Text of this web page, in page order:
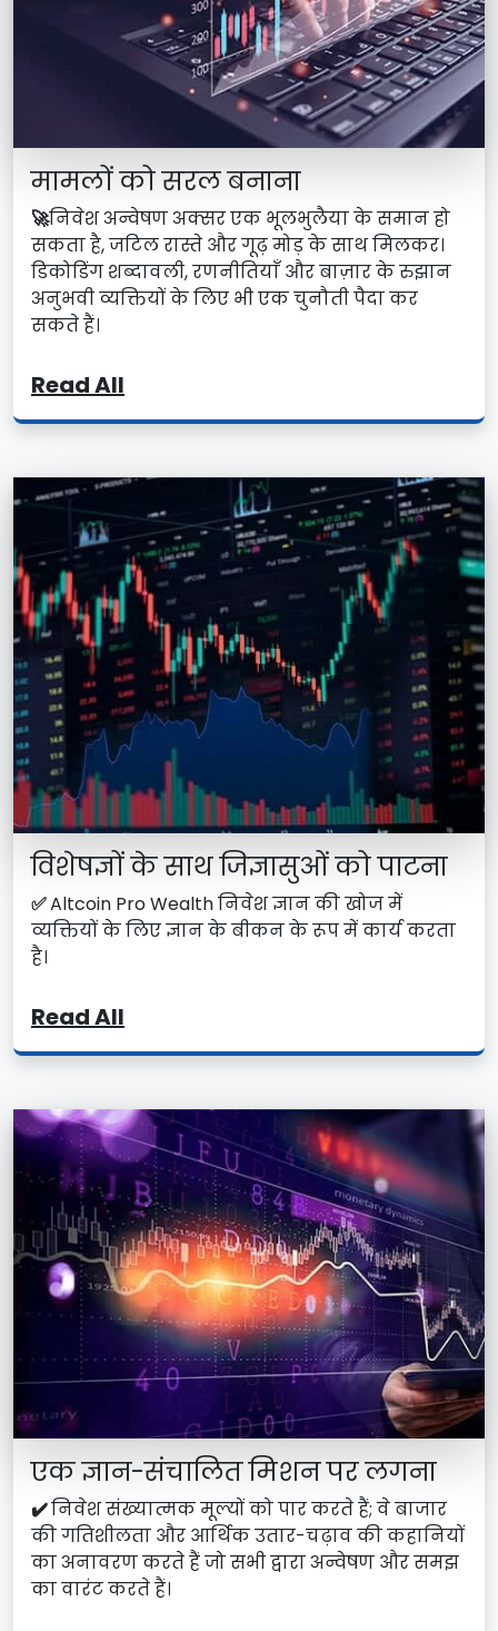
मामलों को सरल बनाना
🚀निवेश अन्वेषण अक्सर एक भूलभुलैया के समान हो
सकता है, जटिल रास्ते और गूढ़ मोड़ के साथ मिलकर।
डिकोडिंग शब्दावली, रणनीतियाँ और बाज़ार के रुझान
अनुभवी व्यक्तियों के लिए भी एक चुनौती पैदा कर
सकते हैं।
Read All
विशेषज्ञों के साथ जिज्ञासुओं को पाटना
✅Altcoin Pro Wealth निवेश ज्ञान की खोज में
व्यक्तियों के लिए ज्ञान के बीकन के रूप में कार्य करता
है।
Read All
एक ज्ञान-संचालित मिशन पर लगना
✔️निवेश संख्यात्मक मूल्यों को पार करते हैं; वे बाजार
की गतिशीलता और आर्थिक उतार-चढ़ाव की कहानियों
का अनावरण करते हैं जो सभी द्वारा अन्वेषण और समझ
का वारंट करते हैं।